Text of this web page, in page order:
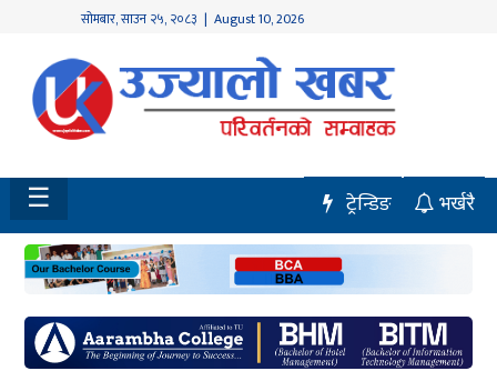
सोमबार,साउन २५, २०८३ | August 10, 2026
होमपेज
नवलपुर
विशेष
मध्य
नेपाल
चितवन
सेरोफेरो
☰ भर्खरै
ट्रेन्डिङ